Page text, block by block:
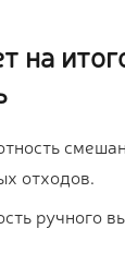
на
отходов.
ручного